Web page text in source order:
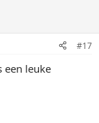
#17
een leuke